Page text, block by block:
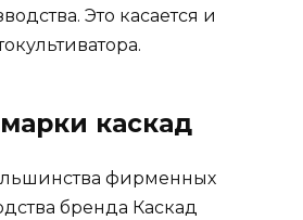
Это касается и
каскад
фирменных
бренда Каскад